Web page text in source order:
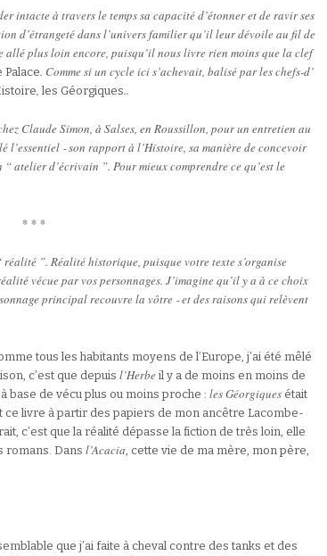
intacte à travers le temps sa capacité d’étonner et de ravir ses
d’étrangeté dans l’univers familier qu’il leur dévoile au fil de
allé plus loin encore, puisqu’il nous livre rien moins que la clef
Palace. Comme si un cycle ici s’achevait, balisé par les chefs-d’
, les Géorgiques..
Claude Simon, à Salses, en Roussillon, pour un entretien au
‑ son rapport à l’Histoire, sa manière de concevoir
d’écrivain ”. Pour mieux comprendre ce qu’est le
* * *
réalité ”. Réalité historique, puisque votre texte s’organise
vécue par vos personnages. J’imagine qu’il y a à ce choix
principal recouvre la vôtre ‑ et des raisons qui relèvent
tous les habitants moyens de l’Europe, j’ai été mêlé
c’est que depuis l’Herbe il y a de moins en moins de
base de vécu plus ou moins proche : les Géorgiques était
ce livre à partir des papiers de mon ancêtre Lacombe-
c’est que la réalité dépasse la fiction de très loin, elle
romans. Dans l’Acacia , cette vie de ma mère, mon père,
que j’ai faite à cheval contre des tanks et des